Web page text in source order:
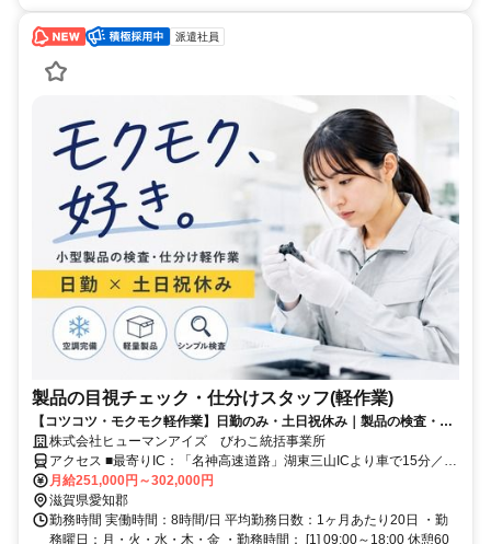
派遣社員
製品の目視チェック・仕分けスタッフ(軽作業)
【コツコツ・モクモク軽作業】日勤のみ・土日祝休み｜製品の検査・仕
分けスタッフ
株式会社ヒューマンアイズ びわこ統括事業所
アクセス ■最寄りIC：「名神高速道路」湖東三山ICより車で15分／八
日市ICより車で30分 ■最寄り駅：近江鉄道「愛知川駅」から車5分
月給251,000円～302,000円
滋賀県愛知郡
勤務時間 実働時間：8時間/日 平均勤務日数：1ヶ月あたり20日 ・勤
務曜日：月・火・水・木・金 ・勤務時間： [1] 09:00～18:00 休憩60